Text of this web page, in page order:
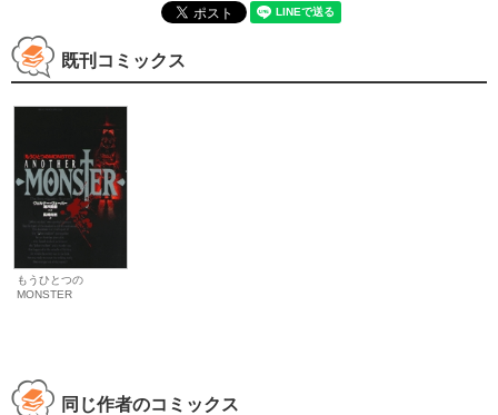
既刊コミックス
もうひとつの
MONSTER
同じ作者のコミックス